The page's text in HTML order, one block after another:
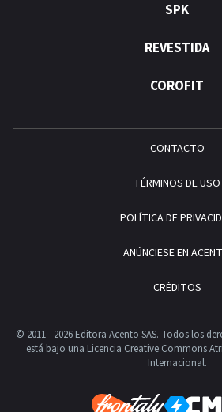
SPK
REVESTIDA
COROFIT
CONTACTO
TÉRMINOS DE USO
POLÍTICA DE
ANÚNCIESE EN
CRÉDITOS
© 2011 - 2026 Editora Acento SAS. Todos los
está bajo una Licencia Creative Commons
Internacional.